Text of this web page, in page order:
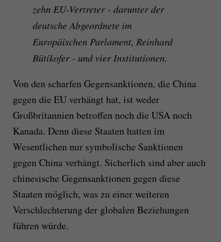
zehn EU-Vertreter - darunter der
deutsche Abgeordnete im
Europäischen Parlament, Reinhard
Bütikofer - und vier Institutionen.
Von den scharfen Gegensanktionen, die China
gegen die EU verhängt hat, ist weder
Großbritannien betroffen noch die USA noch
Kanada. Denn diese Staaten hatten im
Wesentlichen nur symbolische Sanktionen
gegen China verhängt. Sicherlich sind aber auch
chinesische Gegensanktionen gegen diese
Staaten möglich, was zu einer weiteren
Verschlechterung der globalen Beziehungen
führen würde.